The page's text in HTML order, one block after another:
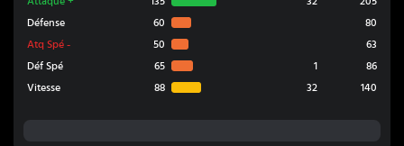
Défense
60
80
Atq Spé - 50
63
Déf Spé
65 1
86
Vitesse
88 32 140